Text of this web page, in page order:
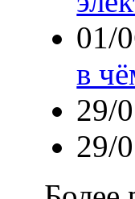
01/
в
29/
29/